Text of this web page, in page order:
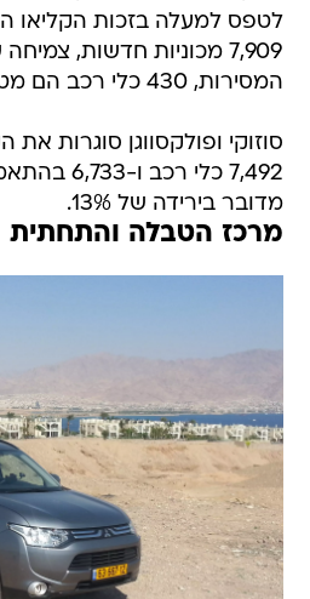
לטפס למעלה בזכות הקליאו
המסירות, 430 כלי רכב הם מטעם בטר פלייס.
סוזוקי ופולקסווגן סוגרות
7,492 כלי
מדובר בירידה של 13%.
מרכז הטבלה והתחתית